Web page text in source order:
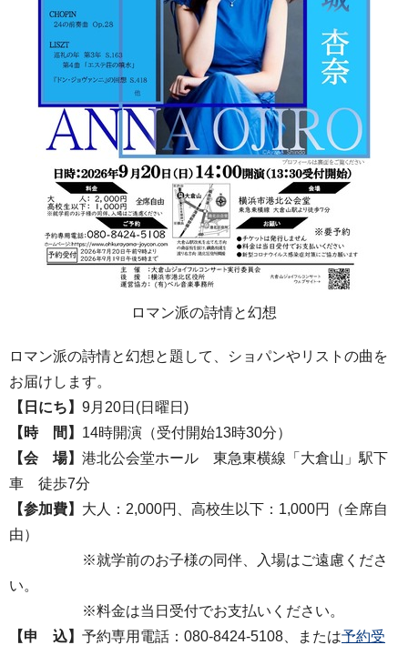
ロマン派の詩情と幻想
ロマン派の詩情と幻想と題して、ショパンやリストの曲を
お届けします。
【日にち】 9月20日(日曜日)
【時 間】 14時開演（受付開始13時30分）
【会 場】 港北公会堂ホール 東急東横線「大倉山」駅下
車 徒歩7分
【参加費】 大人：2,000円、高校生以下：1,000円（全席自
由）
※就学前のお子様の同伴、入場はご遠慮くださ
い。
※料金は当日受付でお支払いください。
【申 込】 予約専用電話：080-8424-5108、または予約受